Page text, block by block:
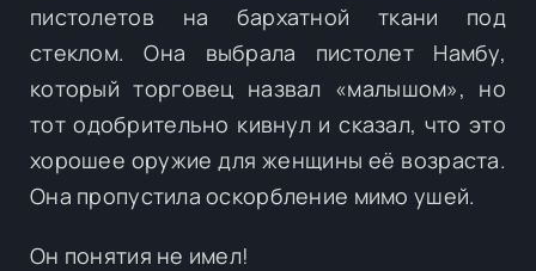
пистолетов на бархатной ткани под
стеклом. Она выбрала пистолет Намбу,
который торговец назвал «малышом», но
тот одобрительно кивнул и сказал, что это
хорошее оружие для женщины её возраста.
Она пропустила оскорбление мимо ушей.
Он понятия не имел!